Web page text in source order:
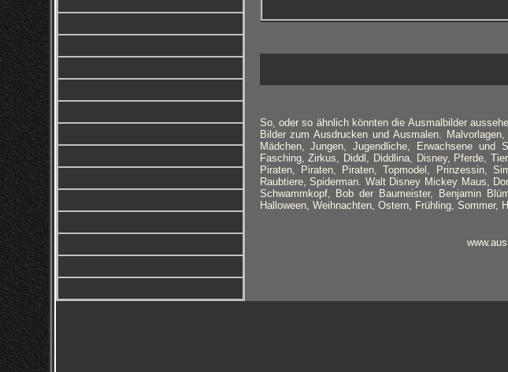
So, oder so ähnlich könnten die Ausmalbilder
Bilder zum Ausdrucken und Ausmalen.
Mädchen, Jungen, Jugendliche, Erwachsene
Fasching, Zirkus, Diddl, Diddlina, Disney, Pferde,
Piraten, Piraten, Piraten, Topmodel, Prinzessin,
Raubtiere, Spiderman. Walt Disney Mickey Maus,
Schwammkopf, Bob der Baumeister, Benjamin
Halloween, Weihnachten, Ostern, Frühling, Sommer,